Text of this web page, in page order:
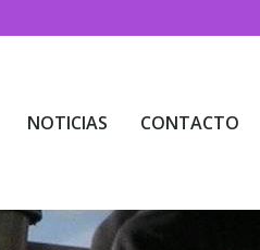
NOTICIAS CONTACTO